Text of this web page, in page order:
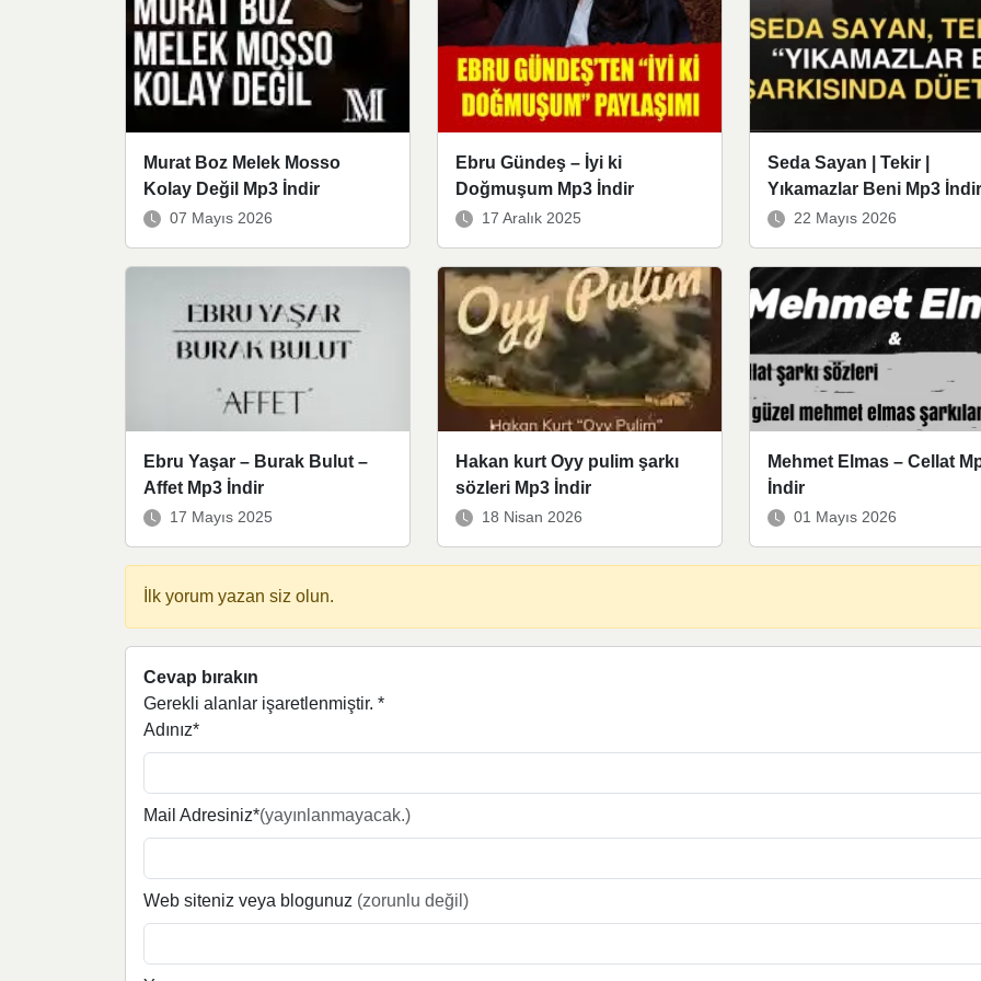
Murat Boz Melek Mosso
Kolay Değil Mp3 İndir
07 Mayıs 2026
Ebru Gündeş – İyi ki
Doğmuşum Mp3 İndir
17 Aralık 2025
Seda Sayan | Tekir |
Yıkamazlar Beni Mp3 İndir
22 Mayıs 2026
Ebru Yaşar – Burak Bulut –
Affet Mp3 İndir
17 Mayıs 2025
Hakan kurt Oyy pulim şarkı
sözleri Mp3 İndir
18 Nisan 2026
Mehmet Elmas – Cellat
İndir
01 Mayıs 2026
İlk yorum yazan siz olun.
Cevap bırakın
Gerekli alanlar işaretlenmiştir. *
Adınız*
Mail Adresiniz*(yayınlanmayacak.)
Web siteniz veya blogunuz (zorunlu değil)